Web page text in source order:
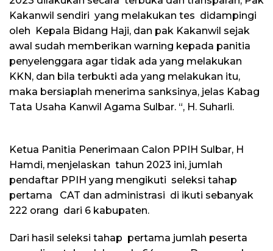
Kakanwil sendiri yang melakukan tes didampingi
oleh Kepala Bidang Haji, dan pak Kakanwil sejak
awal sudah memberikan warning kepada panitia
penyelenggara agar tidak ada yang melakukan
KKN, dan bila terbukti ada yang melakukan itu,
maka bersiaplah menerima sanksinya, jelas Kabag
Tata Usaha Kanwil Agama Sulbar. “, H. Suharli.
Ketua Panitia Penerimaan Calon PPIH Sulbar, H
Hamdi, menjelaskan tahun 2023 ini, jumlah
pendaftar PPIH yang mengikuti seleksi tahap
pertama CAT dan administrasi di ikuti sebanyak
222 orang dari 6 kabupaten.
Dari hasil seleksi tahap pertama jumlah peserta